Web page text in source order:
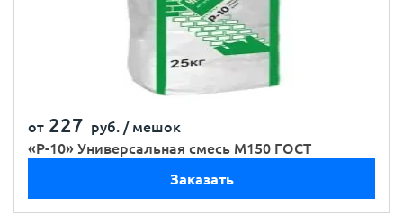
от 227 руб. / мешок
«Р-10» Универсальная смесь М150 ГОСТ
Заказать